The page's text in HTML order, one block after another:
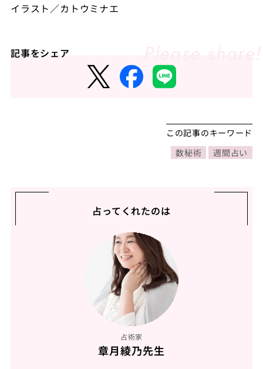
イラスト／カトウミナエ
記事をシェア
この記事のキーワード
数秘術
週間占い
占ってくれたのは
占術家
章月綾乃先生